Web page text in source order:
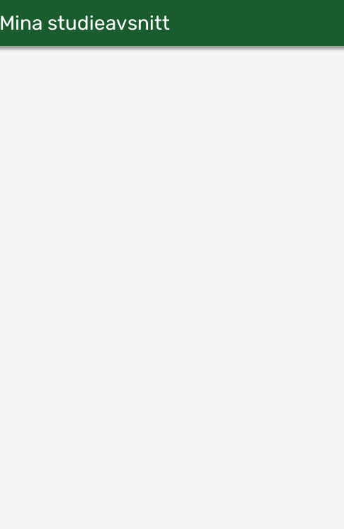
Mina studieavsnitt